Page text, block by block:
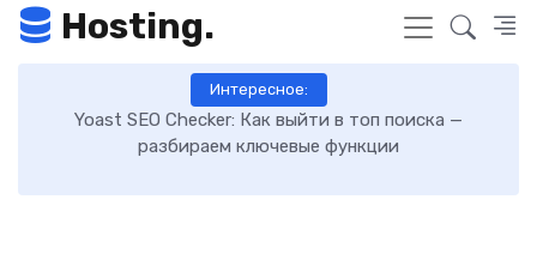
Hosting.
Интересное:
Как выйти в топ поиска —
ключевые функции
Как включить GZIP-